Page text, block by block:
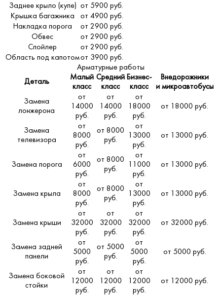
Заднее крыло (купе) от 5900 руб.
Крышка багажника
от 4900 руб.
Накладка порога
от 2900 руб.
Обвес
от 2900 руб.
Спойлер
от 2900 руб.
Область под капотомот 3900 руб.
Арматурные работы
Деталь
Малый
класс
Средний
класс
Бизнес-
класс
Внедорожники
и микроавтобусы
Замена
лонжерона
от
14000
руб.
от
14000
руб.
от
18000
руб.
от 18000 руб.
Замена
телевизора
от
8000
руб.
от 8000
руб.
от
13000
руб.
от 13000 руб.
Замена порога
от
6000
руб.
от 8000
руб.
от
11000
руб.
от 13000 руб.
Замена крыла
от
8000
руб.
от 8000
руб.
от
13000
руб.
от 13000 руб.
Замена крыши
от
32000
руб.
от
32000
руб.
от
32000
руб.
от 32000 руб.
Замена задней
панели
от
5000
руб.
от 5000
руб.
от
5000
руб.
от 5000 руб.
Замена боковой
стойки
от
12000
руб.
от
12000
руб.
от
12000
руб.
от 12000 руб.